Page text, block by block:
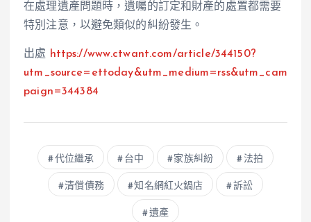
在處理遺產問題時，遺囑的訂定和財產的處置都需要
特別注意，以避免類似的糾紛發生。
出處 https://www.ctwant.com/article/344150?
utm_source=ettoday&utm_medium=rss&utm_cam
paign=344384
代位繼承 台中 家族糾紛 法拍
清償債務 知名網紅火鍋店 訴訟
遺產